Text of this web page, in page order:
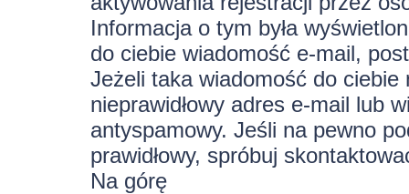
Informacja o tym była
do ciebie wiadomość e-mail,
Jeżeli taka wiadomość do ciebie
nieprawidłowy adres e-mail lub
antyspamowy. Jeśli na pewno
prawidłowy, spróbuj
Na górę